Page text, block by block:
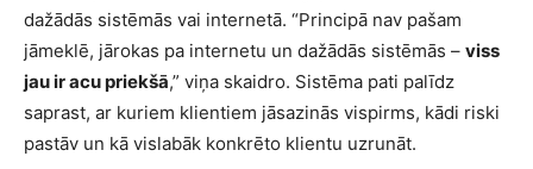
dažādās sistēmās vai internetā. “Principā nav pašam
jāmeklē, jārokas pa internetu un dažādās sistēmās – viss
jau ir acu priekšā,” viņa skaidro. Sistēma pati palīdz
saprast, ar kuriem klientiem jāsazinās vispirms, kādi riski
pastāv un kā vislabāk konkrēto klientu uzrunāt.